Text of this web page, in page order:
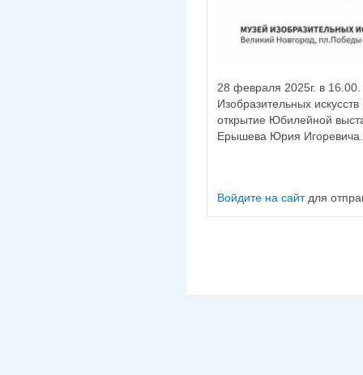
28 февраля 2025г. в
Изобразительных
открытие Юбилейной
Ерышева Юрия Игоревича.
Войдите на сайтдля